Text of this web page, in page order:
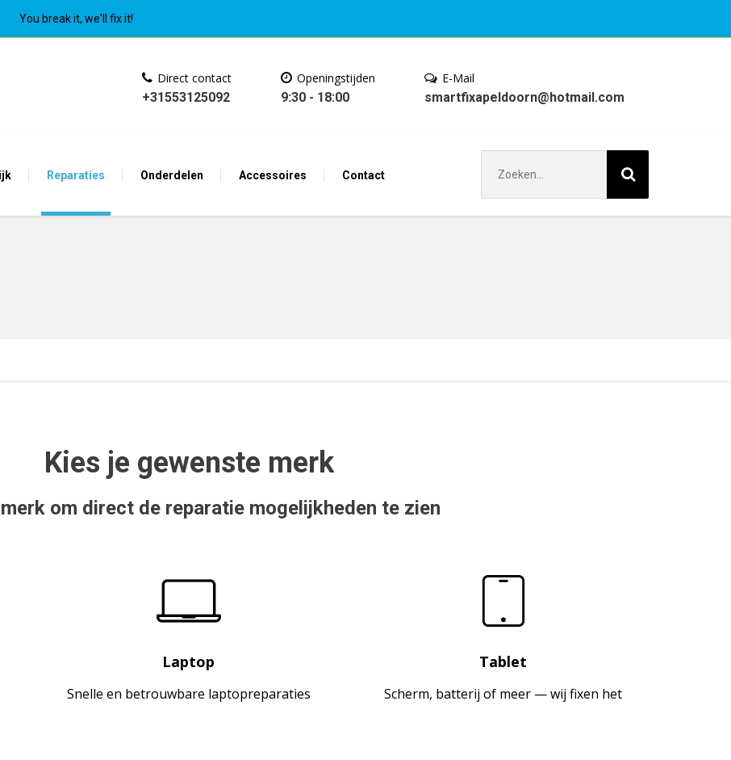
You break it, we'll fix it!
Reparaties Onderdelen Accessoires Contact
Direct contact
+31553125092
Openingstijden
9:30 - 18:00
E-Mail
smartfixapeldoorn@hotmail.com
naar:
Kies je gewenste merk
om direct de reparatie mogelijkheden te zien
Laptop
Snelle en betrouwbare laptopreparaties
Tablet
Scherm, batterij of meer — wij fixen het